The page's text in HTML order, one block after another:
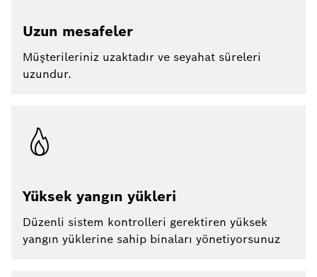
Uzun mesafeler
Müşterileriniz uzaktadır ve seyahat süreleri
uzundur.
Yüksek yangın yükleri
Düzenli sistem kontrolleri gerektiren yüksek
yangın yüklerine sahip binaları yönetiyorsunuz